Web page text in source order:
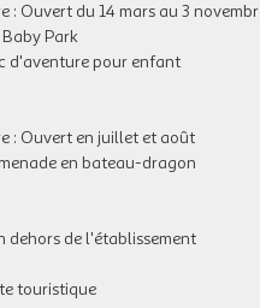
: Ouvert du 14 mars au 3
Park
d'aventure pour enfant
: Ouvert en juillet et août
en bateau-dragon
dehors de l'établissement
touristique